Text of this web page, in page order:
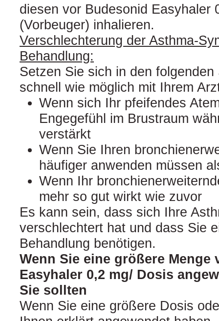
diesen vor Budesonid Easyhaler
(Vorbeuger) inhalieren.
Verschlechterung der Asthma-
Behandlung:
Setzen Sie sich in den folgenden
schnell wie möglich mit Ihrem
Wenn sich Ihr pfeifendes
Engegefühl im Brustraum
verstärkt
Wenn Sie Ihren
häufiger anwenden müssen
Wenn Ihr
mehr so gut wirkt wie zuvor
Es kann sein, dass sich Ihre
verschlechtert hat und dass Sie
Behandlung benötigen.
Wenn Sie eine größere Menge
Easyhaler 0,2 mg/ Dosis
Sie sollten
Wenn Sie eine größere Dosis